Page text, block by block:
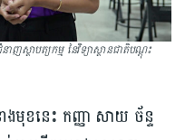
ស្ថាបត្យកម្ម នៃវិទ្យាស្ថានជាតិបណ្ដុះ
ងមុខនេះ កញ្ញា សាយ ច័ន្ទ